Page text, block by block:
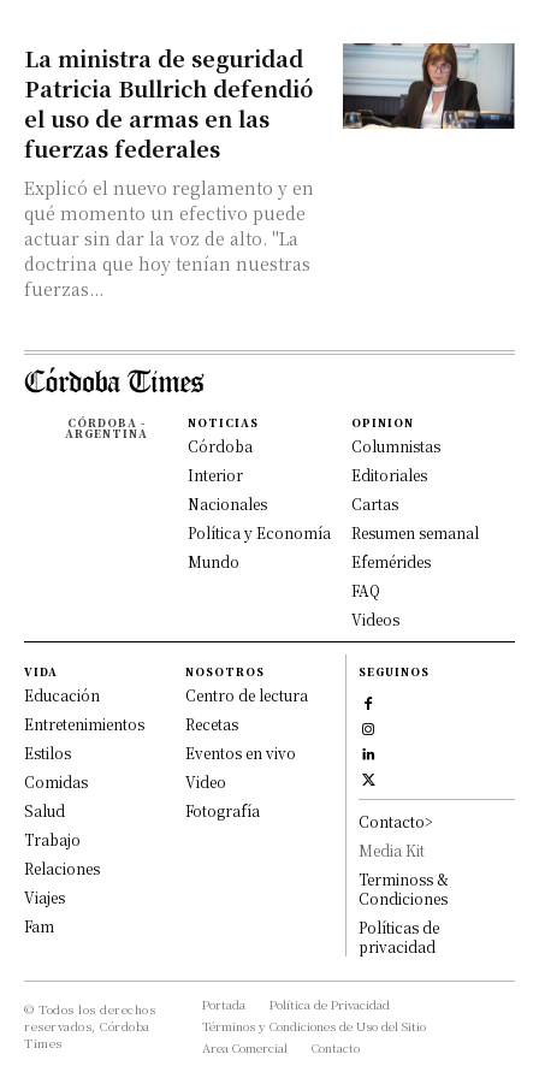
La ministra de seguridad
Patricia Bullrich defendió
el uso de armas en las
fuerzas federales
Explicó el nuevo reglamento y en
qué momento un efectivo puede
actuar sin dar la voz de alto. "La
doctrina que hoy tenían nuestras
fuerzas...
CÓRDOBA -
ARGENTINA
NOTICIAS
Córdoba
Interior
Nacionales
Política y Economía
Mundo
OPINION
Columnistas
Editoriales
Cartas
Resumen semanal
Efemérides
FAQ
Videos
VIDA
Educación
Entretenimientos
Estilos
Comidas
Salud
Trabajo
Relaciones
Viajes
Fam
NOSOTROS
Centro de lectura
Recetas
Eventos en vivo
Video
Fotografía
SEGUINOS
Contacto>
Media Kit
Terminoss &
Condiciones
Políticas de
privacidad
© Todos los derechos
reservados, Córdoba
Times
Portada
Política de Privacidad
Términos y Condiciones de Uso del Sitio
Area Comercial
Contacto